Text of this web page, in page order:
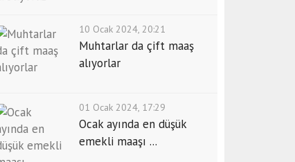
10 Ocak 2024, 20:21
Muhtarlar da çift maaş
alıyorlar
01 Ocak 2024, 17:29
Ocak ayında en düşük
emekli maaşı ...